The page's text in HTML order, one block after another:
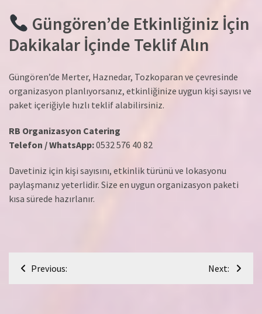
Güngören’de Etkinliğiniz İçin
Dakikalar İçinde Teklif Alın
Güngören’de Merter, Haznedar, Tozkoparan ve çevresinde
organizasyon planlıyorsanız, etkinliğinize uygun kişi sayısı ve
paket içeriğiyle hızlı teklif alabilirsiniz.
RB Organizasyon Catering
Telefon / WhatsApp:0532 576 40 82
Davetiniz için kişi sayısını, etkinlik türünü ve lokasyonu
paylaşmanız yeterlidir. Size en uygun organizasyon paketi
kısa sürede hazırlanır.
Yazı
gezinmesi
Previous: Next: